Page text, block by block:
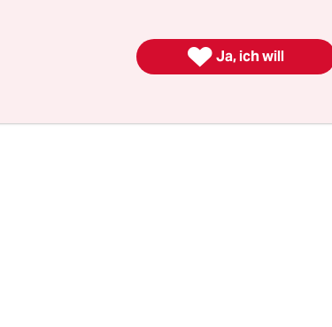
 Ja, ich will